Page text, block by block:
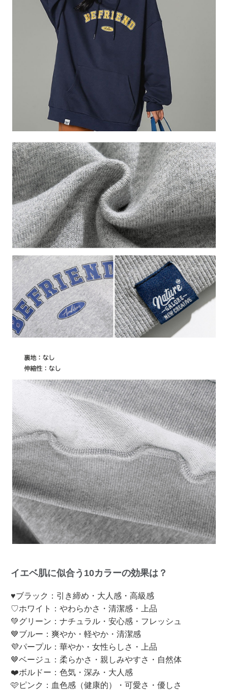
イエベ肌に似合う10カラーの効果は？
♥ブラック：引き締め・大人感・高級感
♡ホワイト：やわらかさ・清潔感・上品
💚グリーン：ナチュラル・安心感・フレッシュ
💙ブルー：爽やか・軽やか・清潔感
💜パープル：華やか・女性らしさ・上品
🤎ベージュ：柔らかさ・親しみやすさ・自然体
❤️ボルドー：色気・深み・大人感
🩷ピンク：血色感（健康的）・可愛さ・優しさ